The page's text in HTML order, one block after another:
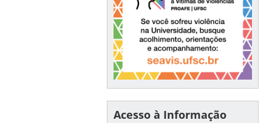
Acesso à Informação